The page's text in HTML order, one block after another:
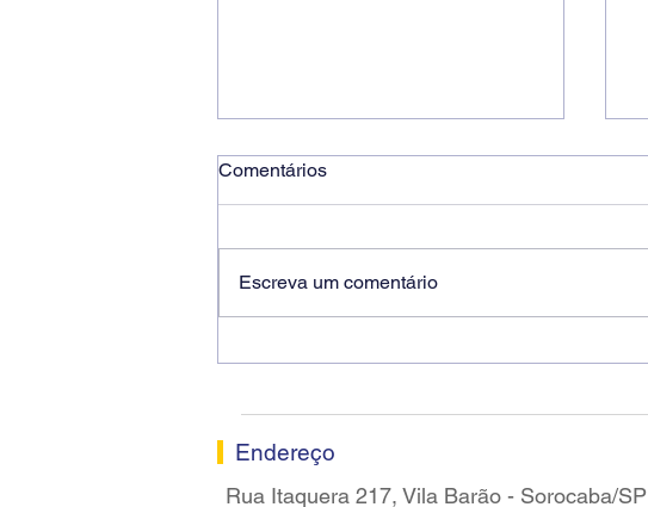
Comentários
Escreva um comentário
Endereço
Rua Itaquera 217, Vila Barão - Sorocaba/SP